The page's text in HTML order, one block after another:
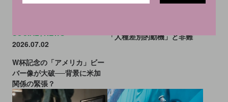
SOCIAL NEWS
2026.07.02
W杯記念の「アメリカ」ビー
バー像が大破──背景に米加
関係の緊張？
「人種差別的動機」と非難